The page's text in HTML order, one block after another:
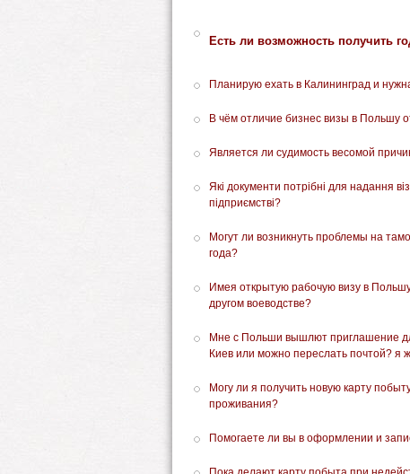
Есть ли возможность получить
Планирую ехать в Калининград и
В чём отличие бизнес визы в Польшу
Является ли судимость весомой
Які документи потрібні для надання
підприємстві?
Могут ли возникнуть проблемы на
года?
Имея открытую рабочую визу в
другом воеводстве?
Мне с Польши вышлют приглашение
Киев или можно переслать почтой? я
Могу ли я получить новую карту
проживания?
Помогаете ли вы в оформлении и